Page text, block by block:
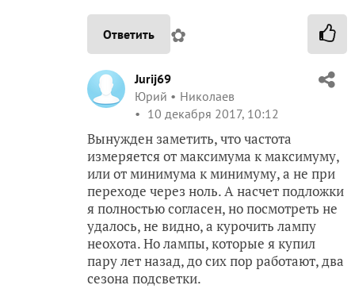
Ответить ✿
Jurij69
Юрий
Николаев
10 декабря 2017, 10:12
Вынужден заметить, что частота
измеряется от максимума к максимуму,
или от минимума к минимуму, а не при
переходе через ноль. А насчет подложки
я полностью согласен, но посмотреть не
удалось, не видно, а курочить лампу
неохота. Но лампы, которые я купил
пару лет назад, до сих пор работают, два
сезона подсветки.